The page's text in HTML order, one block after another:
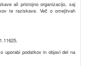
ali pristojno organizacijo, saj
te raziskave. Več o omejitvah
uporabi podatkov in objavi del na